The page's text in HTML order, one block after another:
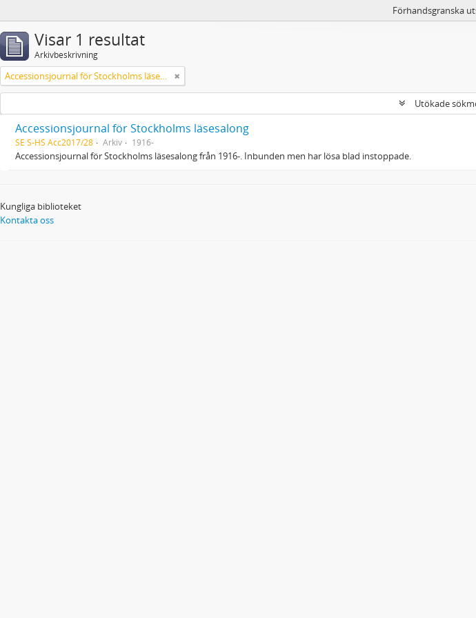
Förhandsgranska
Visar 1 resultat
Arkivbeskrivning
Accessionsjournal för Stockholms läsesalong
Utökade
Accessionsjournal för Stockholms läsesalong
SE S-HS Acc2017/28 Arkiv 1916-
Accessionsjournal för Stockholms läsesalong från 1916-. Inbunden men har lösa blad instoppade.
Kungliga biblioteket
Kontakta oss